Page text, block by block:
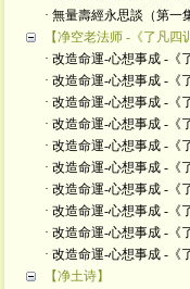
· 無量壽經永思談（第
【净空老法师 -《了凡四
· 改造命運-心想事成 -《
· 改造命運-心想事成 -《
· 改造命運-心想事成 -《
· 改造命運-心想事成 -《
· 改造命運-心想事成 -《
· 改造命運-心想事成 -《
· 改造命運-心想事成 -《
· 改造命運-心想事成 -《
· 改造命運-心想事成 -《
· 改造命運-心想事成 -《
【净土诗】